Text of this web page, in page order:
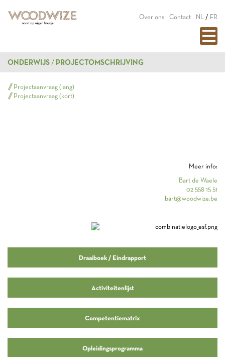
Over ons Contact NL / FR
ONDERWIJS PROJECTOMSCHRIJVING
Projectaanvraag (lang)
Projectaanvraag (kort)
Meer info:
Bart de Waele
02 558 15 51
bart@woodwize.be
Draaiboek / Eindrapport
Activiteitenlijst
Competentiematrix
Opleidingsprogramma